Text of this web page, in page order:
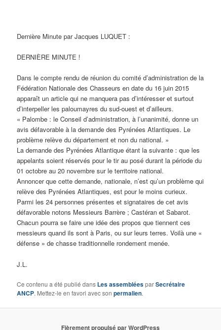
Dernière Minute par Jacques LUQUET :
DERNIÈRE MINUTE !
Dans le compte rendu de réunion du comité d’administration de la
Fédération Nationale des Chasseurs en date du 16 juin 2015
apparaît un article qui ne manquera pas d’intéresser et surtout
d’interpeller les paloumayres du sud-ouest et d’ailleurs.
« Palombe : le Conseil d’administration, à l’unanimité, donne un
avis défavorable à la demande des Pyrénées Atlantiques. Le
problème relève du département et non du national. »
La demande des Pyrénées Atlantique étant la suivante : que les
appelants soient réservés pour le tir au posé durant la période du
01 octobre au 20 novembre sur le territoire national.
Annoncer que cette demande, nationale, n’est qu’un problème qui
relève des Pyrénées Atlantiques, est pour le moins curieux.
Parmi les 24 personnes présentes et signataires de cet avis
défavorable notons Messieurs Barrère ; Castéran et Sabarot.
Chacun pourra se faire une idée des propos que tiennent ces
messieurs quand ils sont à Paris, ou sur leurs terres. Voilà une «
défense » de chasse traditionnelle rondement menée.
J.L.
Ce contenu a été publié dans Les assembléesparSecrétaire
ANCP. Mettez-le en favori avec sonpermalien.
Fièrement propulsé par WordPress